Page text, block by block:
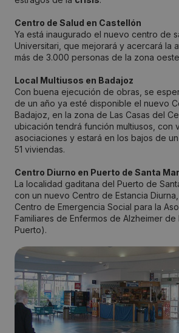
Centro de Salud en Castellón
Ya está inaugurado el nuevo centro de
Universitari, que mejorará y acercará la
más de 3.000 personas de la zona
Local Multiusos en Badajoz
Con buena ejecución de obras, se
de un año ya esté disponible el nuevo
Badajoz, en la zona de Las Casas del
ubicación tendrá función multiusos, con
asociaciones y estará en los bajos de
51 viviendas.
Centro Diurno en Puerto de Santa
La localidad gaditana del Puerto de
con un nuevo Centro de Estancia
Centro de Emergencia Social para la
Familiares de Enfermos de Alzheimer de
Puerto).